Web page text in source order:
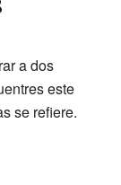
a dos
este
se refiere.